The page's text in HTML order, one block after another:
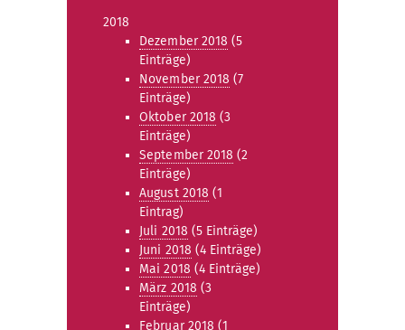
2018
Dezember 2018 (5
Einträge)
November 2018 (7
Einträge)
Oktober 2018 (3
Einträge)
September 2018 (2
Einträge)
August 2018 (1
Eintrag)
Juli 2018 (5 Einträge)
Juni 2018 (4 Einträge)
Mai 2018 (4 Einträge)
März 2018 (3
Einträge)
Februar 2018 (1